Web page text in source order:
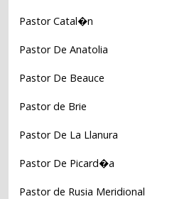
Pastor Catal�n
Pastor De Anatolia
Pastor De Beauce
Pastor de Brie
Pastor De La Llanura
Pastor De Picard�a
Pastor de Rusia Meridional